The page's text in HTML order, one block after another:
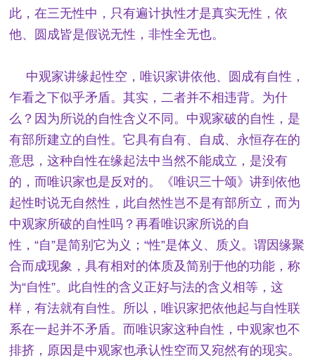
此，在三无性中，只有遍计执性才是真实无性，依
他、圆成皆是假说无性，非性全无也。
中观家讲缘起性空，唯识家讲依他、圆成有自性，
乍看之下似乎矛盾。其实，二者并不相违背。为什
么？因为所说的自性含义不同。中观家破的自性，是
有部所建立的自性。它具有自有、自成、永恒存在的
意思，这种自性在缘起法中当然不能成立，是没有
的，而唯识家也是反对的。《唯识三十颂》讲到依他
起性时说无自然性，此自然性岂不是有部所立，而为
中观家所破的自性吗？再看唯识家所说的自
性，“自”是简别它为义；“性”是体义、质义。谓因缘聚
合而成现象，具有相对的体质及简别于他的功能，称
为“自性”。此自性的含义正好与法的含义相等，这
样，有法就有自性。所以，唯识家把依他起与自性联
系在一起并不矛盾。而唯识家这种自性，中观家也不
排挤，原因是中观家也承认性空而又宛然有的现实。